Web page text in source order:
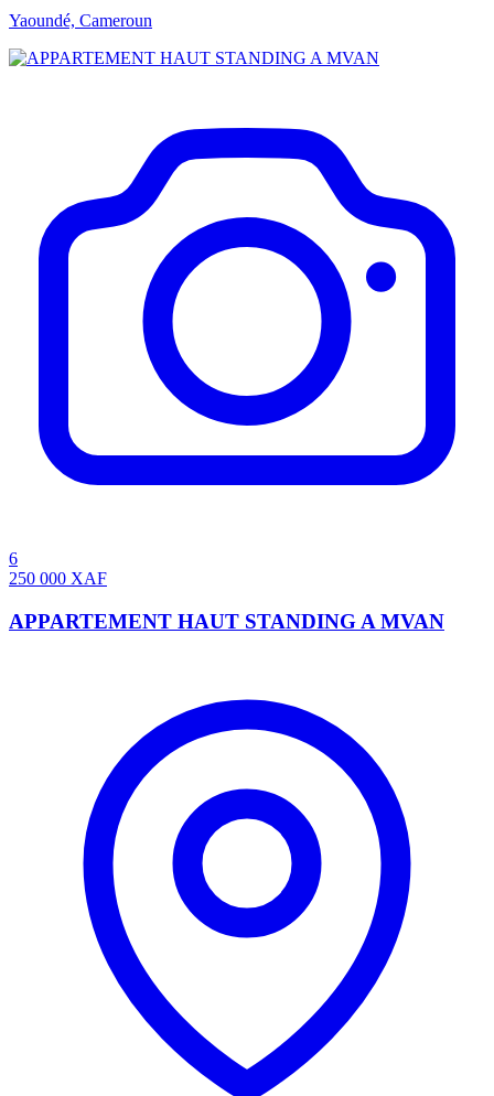
Yaoundé, Cameroun
6
250 000 XAF
APPARTEMENT HAUT STANDING A MVAN